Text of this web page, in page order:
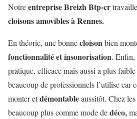
NotreentrepriseBreizh Btp-cr
cloisons amovibles à Rennes.
En théorie, une bonnecloisonbien
fonctionnalité et insonorisation. Enfin,
pratique, efficace mais aussi a plus
beaucoup de professionnels l’utilise car
monter etdémontableaussitôt. Chez
beaucoup plus comme mode dedéco,